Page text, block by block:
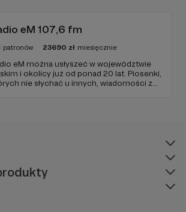
informacyjnymi.
eM 107,6 fm
patronów 23690 zł miesięcznie
eM można usłyszeć w województwie
i okolicy już od ponad 20 lat. Piosenki,
nie słychać u innych, wiadomości z